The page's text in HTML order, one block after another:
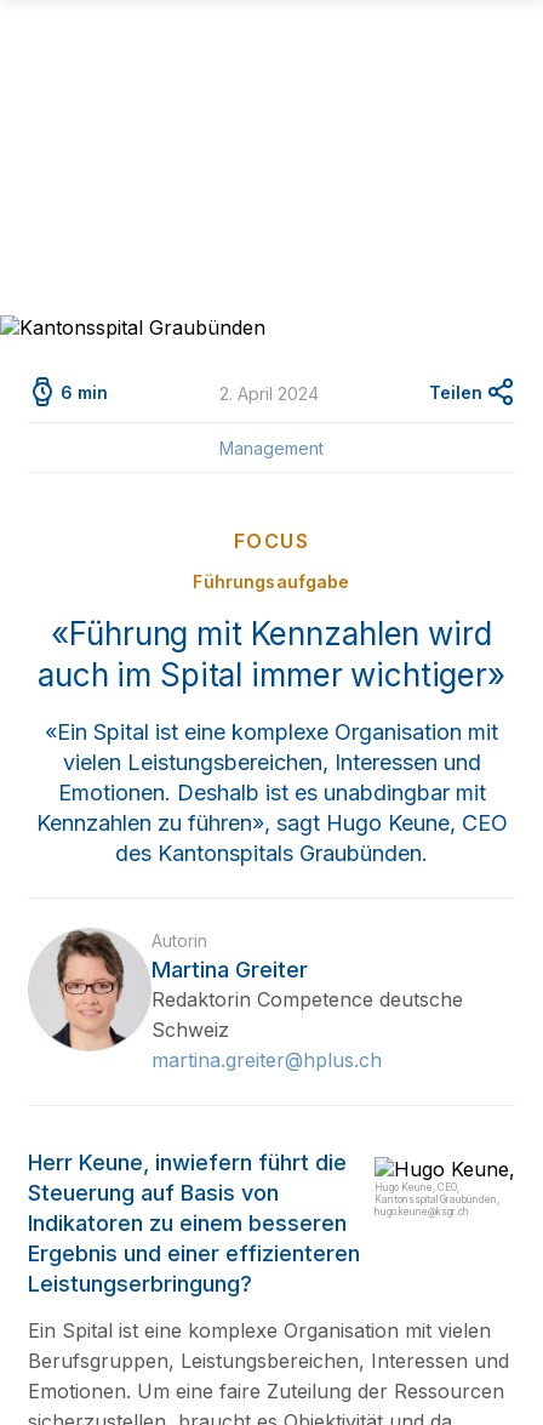
6 min 2. April 2024 Teilen
Management
FOCUS
Führungsaufgabe
«Führung mit Kennzahlen wird
auch im Spital immer wichtiger»
«Ein Spital ist eine komplexe Organisation mit
vielen Leistungsbereichen, Interessen und
Emotionen. Deshalb ist es unabdingbar mit
Kennzahlen zu führen», sagt Hugo Keune, CEO
des Kantonspitals Graubünden.
Autorin
Martina Greiter
Redaktorin Competence deutsche
Schweiz
martina.greiter@hplus.ch
Hugo Keune, CEO,
Kantonsspital Graubünden,
hugo.keune@ksgr.ch
Herr Keune, inwiefern führt die
Steuerung auf Basis von
Indikatoren zu einem besseren
Ergebnis und einer effizienteren
Leistungserbringung?
Ein Spital ist eine komplexe Organisation mit vielen
Berufsgruppen, Leistungsbereichen, Interessen und
Emotionen. Um eine faire Zuteilung der Ressourcen